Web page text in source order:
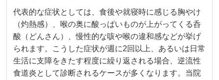
代表的な症状としては、食後や就寝時に感じる胸やけ
（灼熱感）、喉の奥に酸っぱいものが上がってくる呑
酸（どんさん）、慢性的な咳や喉の違和感などが挙げ
られます。こうした症状が週に2回以上、あるいは日常
生活に支障をきたす程度に繰り返される場合、逆流性
食道炎として診断されるケースが多くなります。当院